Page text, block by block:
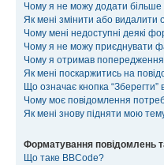
Чому я не можу додати більше
Як мені змінити або видалити
Чому мені недоступні деякі
Чому я не можу приєднувати
Чому я отримав
Як мені поскаржитись на
Що означає кнопка
Чому моє повідомлення
Як мені знову підняти мою
Форматування повідомлень
Що таке BBCode?